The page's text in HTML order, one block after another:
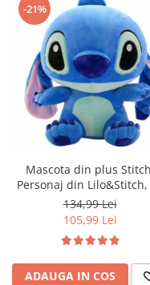
-21%
Mascota din plus
Personaj din Lilo&Stitch,
cm
134,99 Lei
105,99 Lei
ADAUGA IN COS